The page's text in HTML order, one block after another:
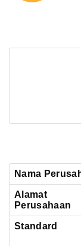
Nama
Alamat
Perusahaan
Standard